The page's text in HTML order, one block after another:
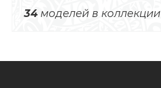
34моделей в коллекции